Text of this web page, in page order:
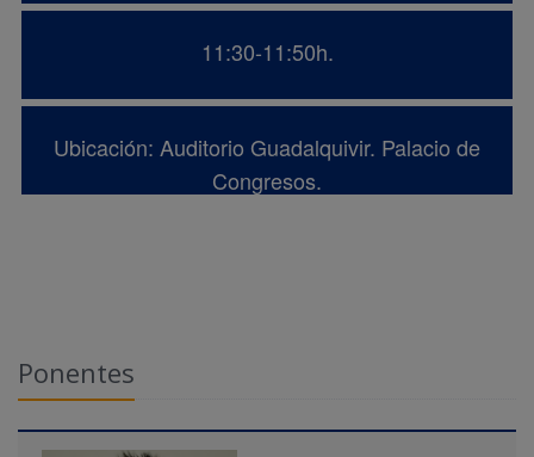
11:30-11:50h.
Ubicación: Auditorio Guadalquivir. Palacio de
Congresos.
Ponentes